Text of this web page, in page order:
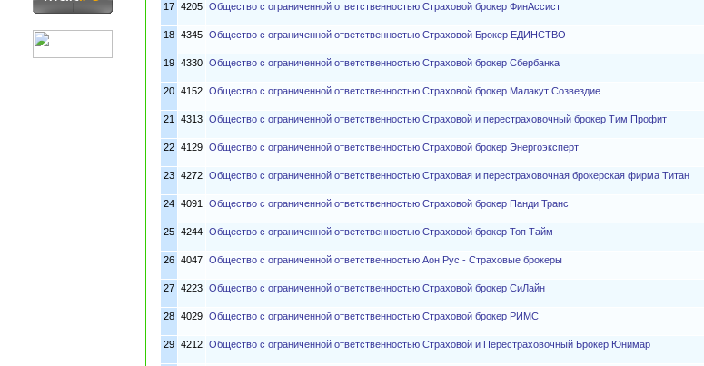
17 4205 Общество с ограниченной ответственностью Страховой брокер ФинАссист
18 4345 Общество с ограниченной ответственностью Страховой Брокер ЕДИНСТВО
19 4330 Общество с ограниченной ответственностью Страховой брокер Сбербанка
20 4152 Общество с ограниченной ответственностью Страховой брокер Малакут Созвездие
21 4313 Общество с ограниченной ответственностью Страховой и перестраховочный брокер Тим Профит
22 4129 Общество с ограниченной ответственностью Страховой брокер Энергоэксперт
23 4272 Общество с ограниченной ответственностью Страховая и перестраховочная брокерская фирма Титан
24 4091 Общество с ограниченной ответственностью Страховой брокер Панди Транс
25 4244 Общество с ограниченной ответственностью Страховой брокер Топ Тайм
26 4047 Общество с ограниченной ответственностью Аон Рус - Страховые брокеры
27 4223 Общество с ограниченной ответственностью Страховой брокер СиЛайн
28 4029 Общество с ограниченной ответственностью Страховой брокер РИМС
29 4212 Общество с ограниченной ответственностью Страховой и Перестраховочный Брокер Юнимар